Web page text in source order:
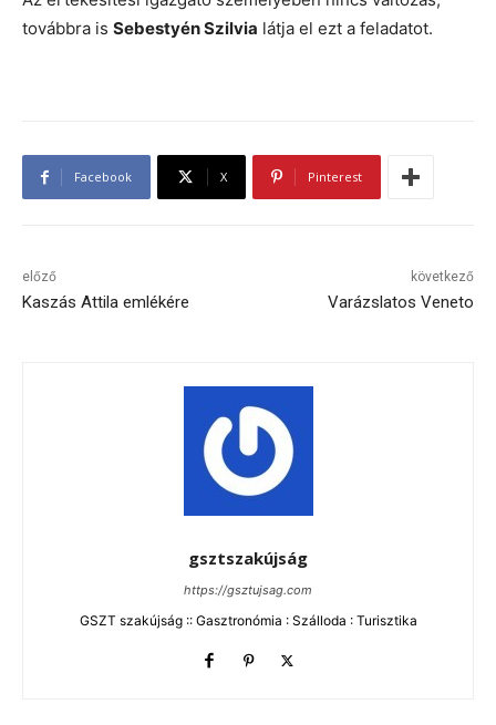
továbbra is Sebestyén Szilvia látja el ezt a feladatot.
Facebook X Pinterest
előző
Kaszás Attila emlékére
következő
Varázslatos Veneto
gsztszakújság
https://gsztujsag.com
GSZT szakújság :: Gasztronómia : Szálloda : Turisztika